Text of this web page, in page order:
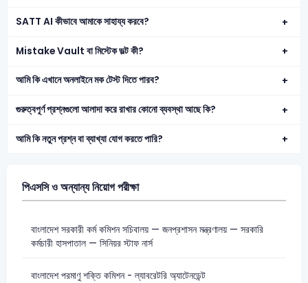
SATT AI কীভাবে আমাকে সাহায্য করবে?
Mistake Vault বা মিস্টেক ভল্ট কী?
আমি কি এখানে অনলাইনে মক টেস্ট দিতে পারব?
গুরুত্বপূর্ণ প্রশ্নগুলো আলাদা করে রাখার কোনো ব্যবস্থা আছে কি?
আমি কি নতুন প্রশ্ন বা ব্যাখ্যা যোগ করতে পারি?
পিএসসি ও অন্যান্য নিয়োগ পরীক্ষা
বাংলাদেশ সরকারী কর্ম কমিশন সচিবালয় — জনপ্রশাসন মন্ত্রণালয় — সরকারি
কর্মচারী হাসপাতাল — সিনিয়র স্টাফ নার্স
বাংলাদেশ পরমাণু শক্তি কমিশন - ল্যাবরেটরি অ্যাটেনডেন্ট